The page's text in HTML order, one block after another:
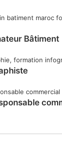
Bâtiment